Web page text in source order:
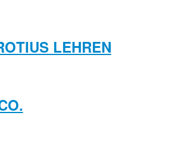
LEHREN